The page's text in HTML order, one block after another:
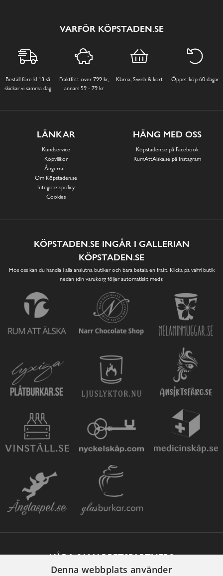
VARFÖR KÖPSTADEN.SE
Beställ före kl 13 så
skickar vi samma dag
Fraktfritt över 799 kr,
annars 59 - 79 kr
Klarna, Swish & kort Öppet köp 60 dagar
LÄNKAR
Kundservice
Köpvillkor
Ångerrätt
Om Köpstaden.se
Integritetspolicy
Cookies
HÄNG MED OSS
Köpstaden.se på Facebook
RumAttÄlska.se på Instagram
KÖPSTADEN.SE INGÅR I GALLERIAN
KÖPSTADEN.SE
Hos oss kan du handla i alla anslutna butiker och bara betala en frakt. Klicka på valfri butik
nedan (din varukorg följer automatiskt med):
VÅRA SAMARBETSPARTNERS
Denna webbplats använder